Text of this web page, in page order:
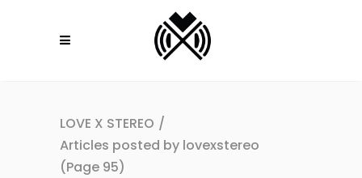
LOVE X STEREO /
Articles posted by lovexstereo
(Page 95)